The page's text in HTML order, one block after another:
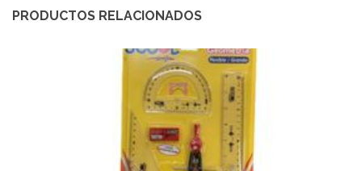
PRODUCTOS RELACIONADOS